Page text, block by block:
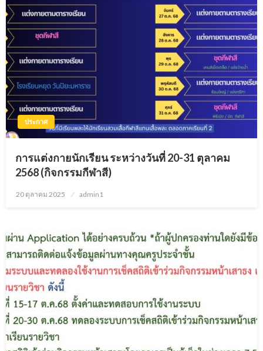
ประกาศ
การแต่งกายนักเรียน ระหว่างวันที่ 20-31 ตุลาคม
2568 (กิจกรรมกีฬาสี)
Posted
20 ตุลาคม 2025 admin1